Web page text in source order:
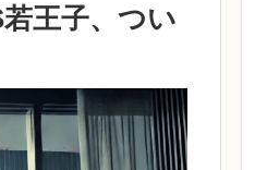
王子、つい